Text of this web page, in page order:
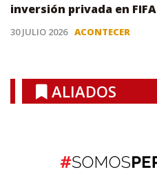
inversión privada en FIFA
30 JULIO 2026 ACONTECER
ALIADOS